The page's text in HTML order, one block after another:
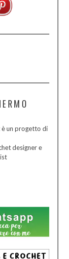
è un progetto di
designer e